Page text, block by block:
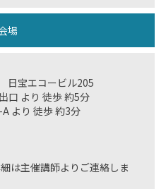
場
宝エコービル205
口 より 徒歩 約5分
より 徒歩 約3分
は主催講師よりご連絡しま